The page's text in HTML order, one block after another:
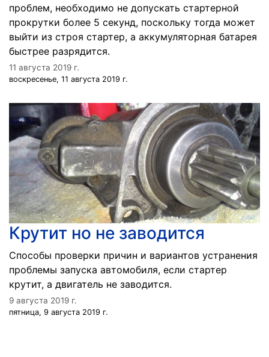
проблем, необходимо не допускать стартерной
прокрутки более 5 секунд, поскольку тогда может
выйти из строя стартер, а аккумуляторная батарея
быстрее разрядится.
11 августа 2019 г.
воскресенье, 11 августа 2019 г.
Крутит но не заводится
Способы проверки причин и вариантов устранения
проблемы запуска автомобиля, если стартер
крутит, а двигатель не заводится.
9 августа 2019 г.
пятница, 9 августа 2019 г.